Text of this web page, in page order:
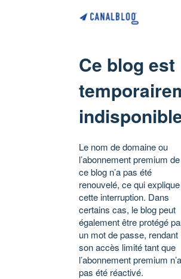
Ce blog est
Le nom de domaine ou
l’abonnement premium de
ce blog n’a pas été
renouvelé, ce qui explique
cette interruption. Dans
certains cas, le blog peut
également être protégé
un mot de passe, rendant
son accès limité tant que
l’abonnement premium n’a
pas été réactivé.